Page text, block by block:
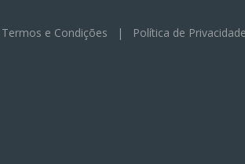
Termos e Condições | Política de